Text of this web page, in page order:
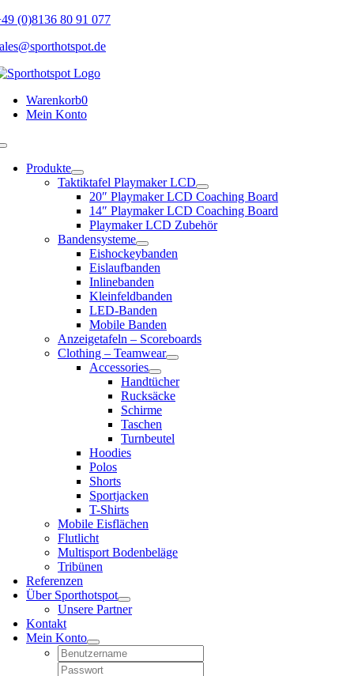
Skip
content
(0)8136 80 91 077
Warenkorb0
Mein Konto
Toggle
NavigationProdukte
Taktiktafel Playmaker LCD
20″ Playmaker LCD Coaching Board
14″ Playmaker LCD Coaching Board
Playmaker LCD Zubehör
Bandensysteme
Eishockeybanden
Eislaufbanden
Inlinebanden
Kleinfeldbanden
LED-Banden
Mobile Banden
Anzeigetafeln – Scoreboards
Clothing – Teamwear
Accessories
Handtücher
Rucksäcke
Schirme
Taschen
Turnbeutel
Hoodies
Polos
Shorts
Sportjacken
T-Shirts
Mobile Eisflächen
Flutlicht
Multisport Bodenbeläge
Tribünen
Referenzen
Über Sporthotspot
Unsere Partner
Kontakt
Mein Konto
Username:
Password: